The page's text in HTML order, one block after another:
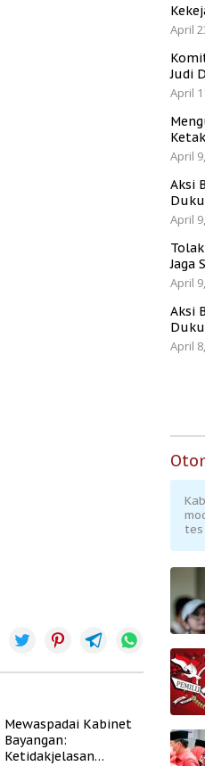
Mewaspadai Kabinet
Bayangan:
Ketidakjelasan
April
Judi
April
April
Aksi
April
Jaga
April
Aksi
April